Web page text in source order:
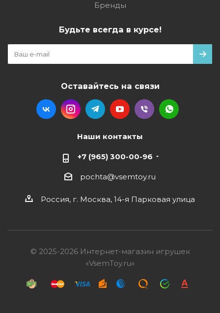
Бренды
Будьте всегда в курсе!
Оставайтесь на связи
Наши контакты
+7 (965) 300-00-96
pochta@vsemtoy.ru
Россия, г. Москва, 14-я Парковая улица
© 2025-2026 Интернет-магазин игрушек
«VsemToy.ru»